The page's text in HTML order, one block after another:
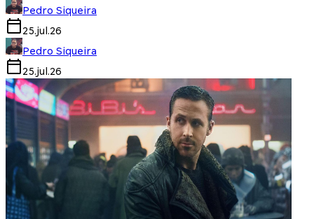
Pedro Siqueira
25.jul.26
Pedro Siqueira
25.jul.26